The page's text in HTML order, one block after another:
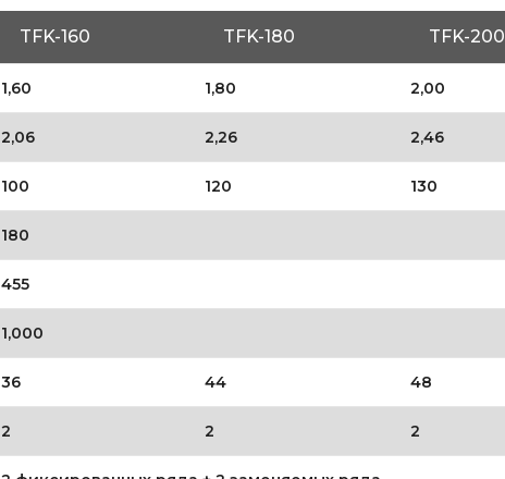
TFK-160 TFK-180 TFK-200
1,60 1,80 2,00
2,06 2,26 2,46
100 120 130
180
455
1,000
36 44 48
2 2 2